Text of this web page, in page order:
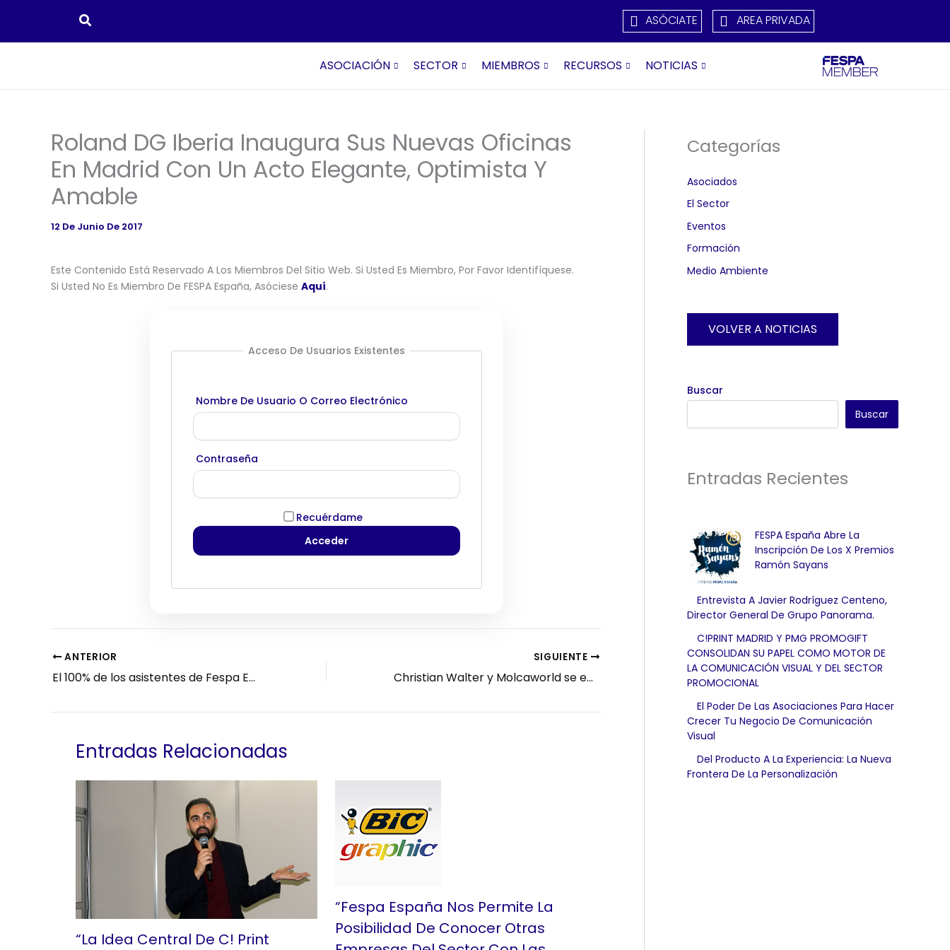
Contenido
ASÓCIATE AREA PRIVADA
ASOCIACIÓN SECTOR MIEMBROS RECURSOS NOTICIAS
Roland DG Iberia Inaugura Sus Nuevas Oficinas
En Madrid Con Un Acto Elegante, Optimista Y
Amable
12 De Junio De 2017
Este Contenido Está Reservado A Los Miembros Del Sitio Web. Si Usted Es Miembro, Por Favor Identifíquese.
Si Usted No Es Miembro De FESPA España, Asóciese Aquí.
Acceso De Usuarios Existentes
Nombre De Usuario O Correo Electrónico
Contraseña
Recuérdame
ANTERIOR
El 100% de los asistentes de Fespa España a Fespa Hamburgo consideran que han salido beneficiados con su pack exclusivo de viaje
SIGUIENTE
Christian Walter y Molcaworld se encumbran entre los mejores impresores del mundo
Entradas Relacionadas
“La Idea Central De C! Print
“Fespa España Nos Permite La
Posibilidad De Conocer Otras
Categorías
Asociados
El Sector
Eventos
Formación
Medio Ambiente
VOLVER A NOTICIAS
Buscar
Buscar
Entradas Recientes
FESPA España Abre La
Inscripción De Los X Premios
Ramón Sayans
Entrevista A Javier Rodríguez Centeno,
Director General De Grupo Panorama.
C!PRINT MADRID Y PMG PROMOGIFT
CONSOLIDAN SU PAPEL COMO MOTOR DE
LA COMUNICACIÓN VISUAL Y DEL SECTOR
PROMOCIONAL
El Poder De Las Asociaciones Para Hacer
Crecer Tu Negocio De Comunicación
Visual
Del Producto A La Experiencia: La Nueva
Frontera De La Personalización